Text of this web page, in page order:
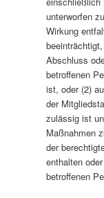
unterworfen
Wirkung
Abschluss
betroffenen
ist, oder (2)
der
zulässig ist
Maßnahmen
der
enthalten
betroffenen